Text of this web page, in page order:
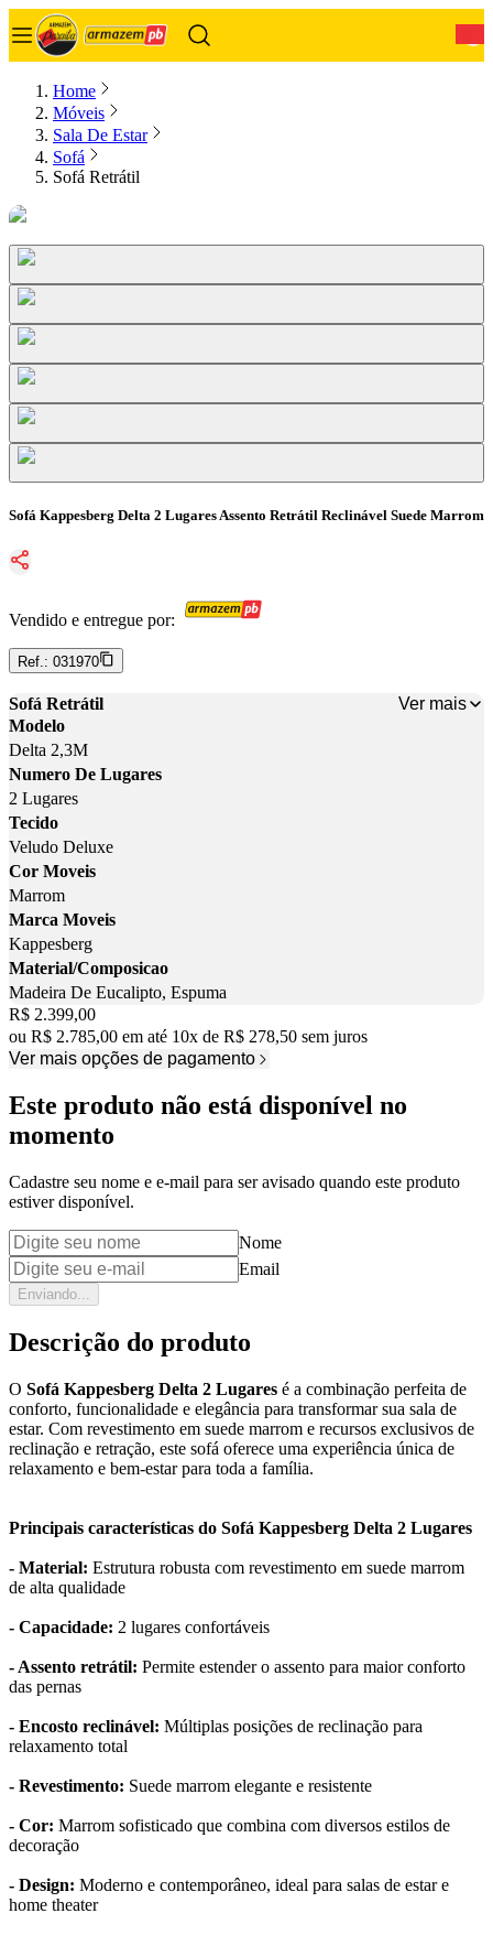
Home
Móveis
Sala De Estar
Sofá
Sofá Retrátil
Sofá Kappesberg Delta 2 Lugares Assento Retrátil Reclinável Suede Marrom
Vendido e entregue por:
Ref.: 031970
Sofá Retrátil
Ver mais
Modelo
Delta 2,3M
Numero De Lugares
2 Lugares
Tecido
Veludo Deluxe
Cor Moveis
Marrom
Marca Moveis
Kappesberg
Material/Composicao
Madeira De Eucalipto, Espuma
Price:
R$ 2.399,00
ou R$ 2.785,00 em até 10x de R$ 278,50 sem juros
Ver mais opções de pagamento
Este produto não está disponível no
momento
Cadastre seu nome e e-mail para ser avisado quando este produto
estiver disponível.
Nome
Email
Enviando...
Descrição do produto
O Sofá Kappesberg Delta 2 Lugares é a combinação perfeita de
conforto, funcionalidade e elegância para transformar sua sala de
estar. Com revestimento em suede marrom e recursos exclusivos de
reclinação e retração, este sofá oferece uma experiência única de
relaxamento e bem-estar para toda a família.
Principais características do Sofá Kappesberg Delta 2 Lugares
- Material: Estrutura robusta com revestimento em suede marrom
de alta qualidade
- Capacidade: 2 lugares confortáveis
- Assento retrátil: Permite estender o assento para maior conforto
das pernas
- Encosto reclinável: Múltiplas posições de reclinação para
relaxamento total
- Revestimento: Suede marrom elegante e resistente
- Cor: Marrom sofisticado que combina com diversos estilos de
decoração
- Design: Moderno e contemporâneo, ideal para salas de estar e
home theater